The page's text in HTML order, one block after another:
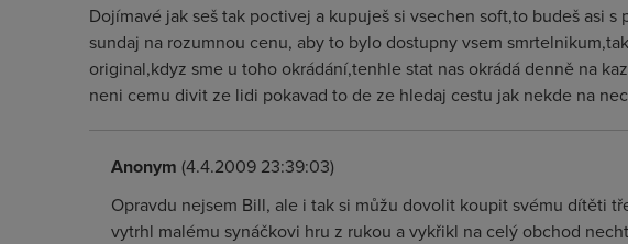
Dojímavé jak seš tak poctivej a kupuješ si vsechen soft,to budeš asi
sundaj na rozumnou cenu, aby to bylo dostupny vsem
original,kdyz sme u toho okrádání,tenhle stat nas okrádá denně na
neni cemu divit ze lidi pokavad to de ze hledaj cestu jak nekde na
Anonym (4.4.2009 23:39:03)
Opravdu nejsem Bill, ale i tak si můžu dovolit koupit svému dítěti
vytrhl malému synáčkovi hru z rukou a vykřikl na celý obchod